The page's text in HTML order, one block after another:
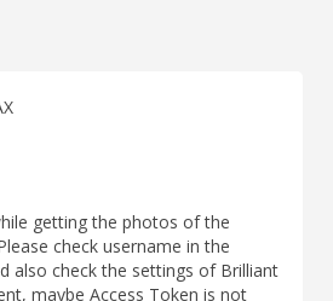
getting the photos of the
check username in the
also check the settings of Brilliant
maybe Access Token is not